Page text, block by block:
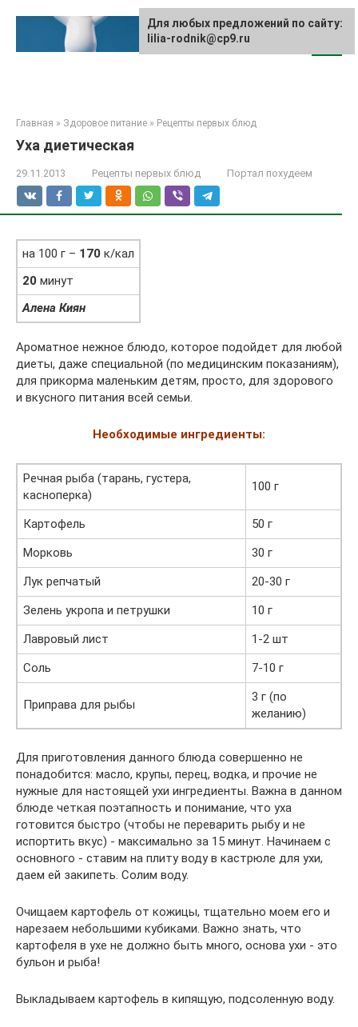
Главная » Здоровое питание » Рецепты первых блюд
Уха диетическая
29.11.2013 Рецепты первых блюд Портал похудеем
на 100 г – 170 к/кал
20 минут
Алена Киян
Ароматное нежное блюдо, которое подойдет для любой
диеты, даже специальной (по медицинским показаниям),
для прикорма маленьким детям, просто, для здорового
и вкусного питания всей семьи.
Необходимые ингредиенты:
Речная рыба (тарань, густера,
касноперка)
100 г
Картофель
50 г
Морковь
30 г
Лук репчатый
20-30 г
Зелень укропа и петрушки
10 г
Лавровый лист
1-2 шт
Соль
7-10 г
Приправа для рыбы
3 г (по
желанию)
Для приготовления данного блюда совершенно не
понадобится: масло, крупы, перец, водка, и прочие не
нужные для настоящей ухи ингредиенты. Важна в данном
блюде четкая поэтапность и понимание, что уха
готовится быстро (чтобы не переварить рыбу и не
испортить вкус) - максимально за 15 минут. Начинаем с
основного - ставим на плиту воду в кастрюле для ухи,
даем ей закипеть. Солим воду.
Очищаем картофель от кожицы, тщательно моем его и
нарезаем небольшими кубиками. Важно знать, что
картофеля в ухе не должно быть много, основа ухи - это
бульон и рыба!
Выкладываем картофель в кипящую, подсоленную воду.
Для любых предложений по сайту:
lilia-rodnik@cp9.ru